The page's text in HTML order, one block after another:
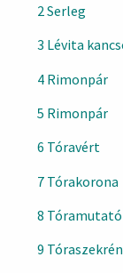
2 Serleg
3 Lévita
4 Rimonpár
5 Rimonpár
6 Tóravért
7 Tórakorona
8 Tóramutató
9